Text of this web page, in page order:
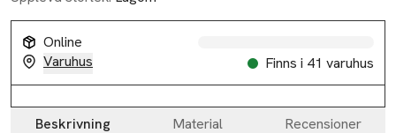
Online
Varuhus
Finns i 41 varuhus
Beskrivning Material Recensioner